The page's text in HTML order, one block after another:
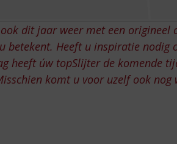
dit jaar weer met een origineel
betekent. Heeft u inspiratie nodig
heeft úw topSlijter de komende
komt u voor uzelf ook nog